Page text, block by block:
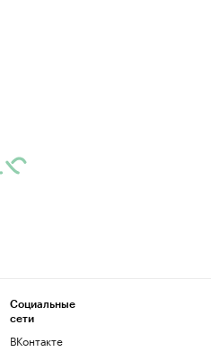
Социальные
сети
ВКонтакте